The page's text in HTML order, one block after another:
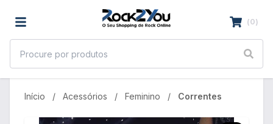
(0)
Início Acessórios Feminino Correntes